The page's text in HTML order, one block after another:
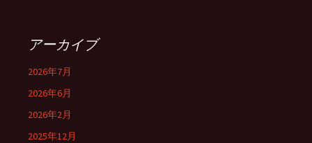
アーカイブ
2026年7月
2026年6月
2026年2月
2025年12月